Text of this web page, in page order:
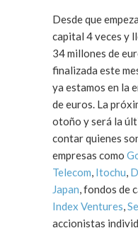
Desde que
capital 4 veces y
34 millones de euros. La última
finalizada este
ya estamos en la
de euros. La próxima ronda la haremos en el
otoño y será la última. Aunque
contar quienes
empresas como
Telecom, Itochu,
Japan , fondos de
Index Ventures,
accionistas